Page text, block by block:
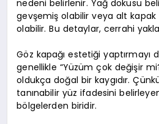
nedeni belirlenir. Yağ dokusu
gevşemiş olabilir veya alt kapak
olabilir. Bu detaylar, cerrahi
Göz kapağı estetiği yaptırmayı
genellikle “Yüzüm çok değişir
oldukça doğal bir kaygıdır.
tanınabilir yüz ifadesini
bölgelerden biridir.